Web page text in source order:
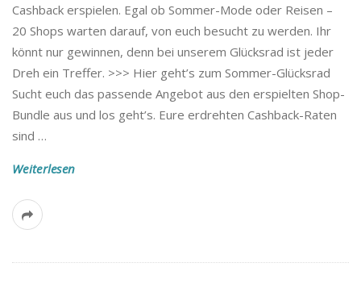
Cashback erspielen. Egal ob Sommer-Mode oder Reisen –
20 Shops warten darauf, von euch besucht zu werden. Ihr
könnt nur gewinnen, denn bei unserem Glücksrad ist jeder
Dreh ein Treffer. >>> Hier geht’s zum Sommer-Glücksrad
Sucht euch das passende Angebot aus den erspielten Shop-
Bundle aus und los geht’s. Eure erdrehten Cashback-Raten
sind …
Weiterlesen